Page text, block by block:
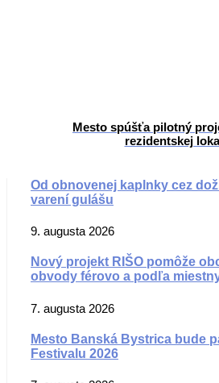
Mesto spúšťa pilotný
rezidentskej
Od obnovenej kaplnky cez
varení gulášu
9. augusta 2026
Nový projekt RIŠO pomôže
obvody férovo a podľa
7. augusta 2026
Mesto Banská Bystrica bude
Festivalu 2026